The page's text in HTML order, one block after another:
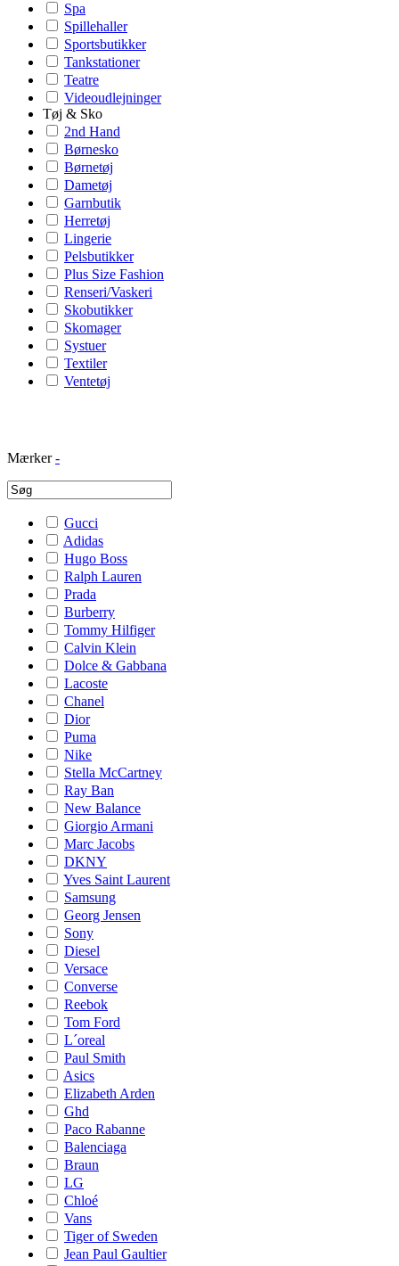
Spa
Spillehaller
Sportsbutikker
Tankstationer
Teatre
Videoudlejninger
Tøj & Sko
2nd Hand
Børnesko
Børnetøj
Dametøj
Garnbutik
Herretøj
Lingerie
Pelsbutikker
Plus Size Fashion
Renseri/Vaskeri
Skobutikker
Skomager
Systuer
Textiler
Ventetøj
Mærker -
Gucci
Adidas
Hugo Boss
Ralph Lauren
Prada
Burberry
Tommy Hilfiger
Calvin Klein
Dolce & Gabbana
Lacoste
Chanel
Dior
Puma
Nike
Stella McCartney
Ray Ban
New Balance
Giorgio Armani
Marc Jacobs
DKNY
Yves Saint Laurent
Samsung
Georg Jensen
Sony
Diesel
Versace
Converse
Reebok
Tom Ford
L´oreal
Paul Smith
Asics
Elizabeth Arden
Ghd
Paco Rabanne
Balenciaga
Braun
LG
Chloé
Vans
Tiger of Sweden
Jean Paul Gaultier